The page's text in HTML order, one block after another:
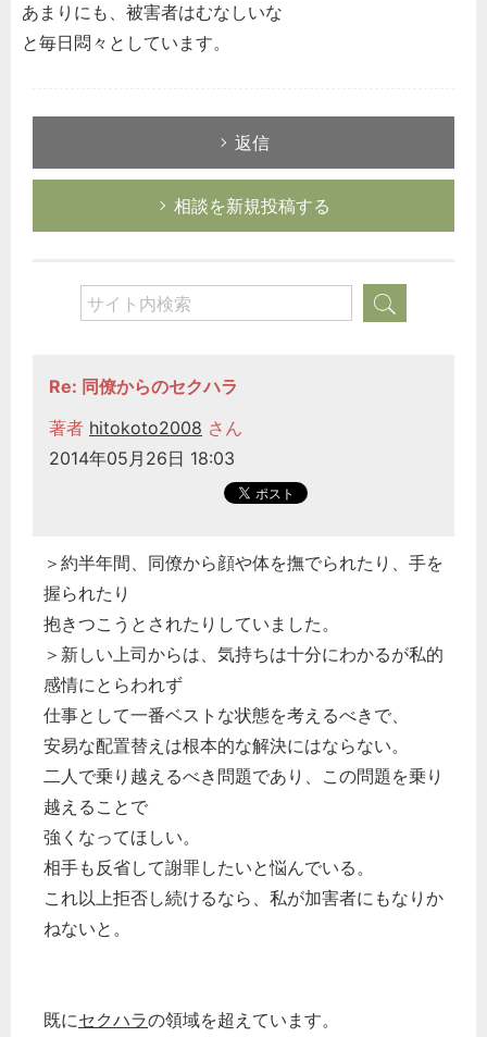
あまりにも、被害者はむなしいな
と毎日悶々としています。
返信
相談を新規投稿する
Re: 同僚からのセクハラ
著者 hitokoto2008 さん
2014年05月26日 18:03
＞約半年間、同僚から顔や体を撫でられたり、手を
握られたり
抱きつこうとされたりしていました。
＞新しい上司からは、気持ちは十分にわかるが私的
感情にとらわれず
仕事として一番ベストな状態を考えるべきで、
安易な配置替えは根本的な解決にはならない。
二人で乗り越えるべき問題であり、この問題を乗り
越えることで
強くなってほしい。
相手も反省して謝罪したいと悩んでいる。
これ以上拒否し続けるなら、私が加害者にもなりか
ねないと。
既にセクハラの領域を超えています。